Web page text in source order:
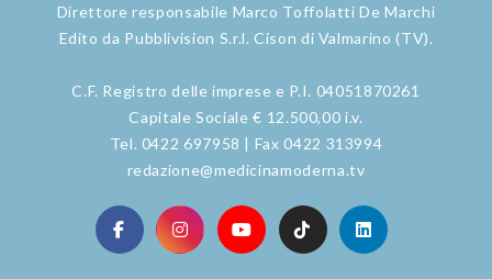
Direttore responsabile Marco Toffolatti De Marchi
Edito da Pubblivision S.r.l. Cison di Valmarino (TV).
C.F. Registro delle imprese e P.I. 04051870261
Capitale Sociale € 12.500,00 i.v.
Tel. 0422 697958 | Fax 0422 313994
redazione@medicinamoderna.tv